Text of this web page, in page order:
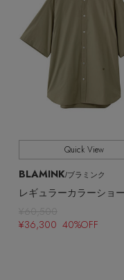
Quick View
BLAMINK/ブラミンク
¥60,500
¥36,300 40%OFF